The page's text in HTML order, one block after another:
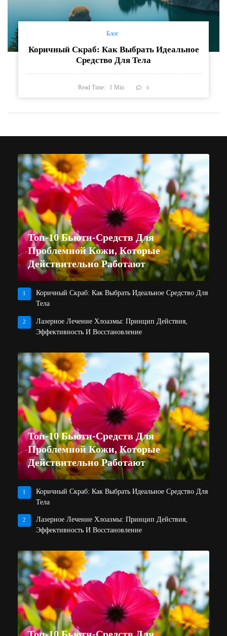
Блог
Коричный Скраб: Как Выбрать Идеальное
Средство Для Тела
Read Time: 1Min 0
Топ-10 Бьюти-Средств Для
Проблемной Кожи, Которые
Действительно Работают
1
Коричный Скраб: Как Выбрать Идеальное Средство Для
Тела
2
Лазерное Лечение Хлоазмы: Принцип Действия,
Эффективность И Восстановление
Топ-10 Бьюти-Средств Для
Проблемной Кожи, Которые
Действительно Работают
1
Коричный Скраб: Как Выбрать Идеальное Средство Для
Тела
2
Лазерное Лечение Хлоазмы: Принцип Действия,
Эффективность И Восстановление